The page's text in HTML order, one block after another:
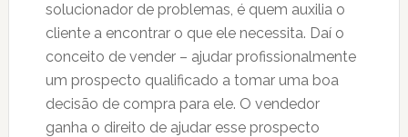
solucionador de problemas, é quem auxilia o
cliente a encontrar o que ele necessita. Daí o
conceito de vender – ajudar profissionalmente
um prospecto qualificado a tomar uma boa
decisão de compra para ele. O vendedor
ganha o direito de ajudar esse prospecto